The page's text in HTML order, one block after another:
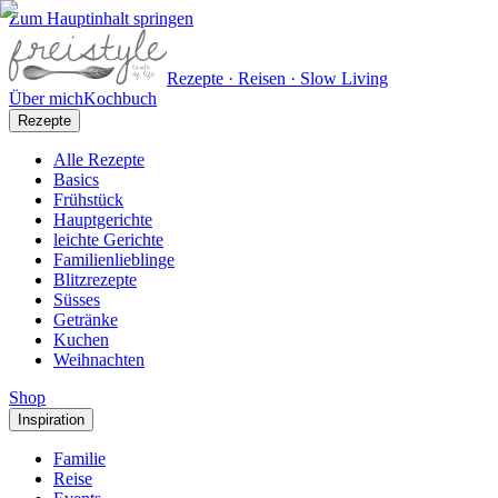
Zum Hauptinhalt springen
Rezepte · Reisen · Slow Living
Über michKochbuch
Rezepte
Alle Rezepte
Basics
Frühstück
Hauptgerichte
leichte Gerichte
Familienlieblinge
Blitzrezepte
Süsses
Getränke
Kuchen
Weihnachten
Shop
Inspiration
Familie
Reise